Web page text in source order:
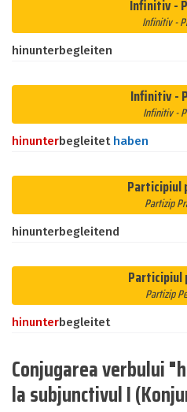
Infinitiv -
Infinitiv -
hinunterbegleiten
Infinitiv -
Infinitiv -
hinunterbegleitet haben
Participiul
Partizip
hinunterbegleitend
Partizip
hinunterbegleitet
Conjugarea verbului
la subjunctivul I